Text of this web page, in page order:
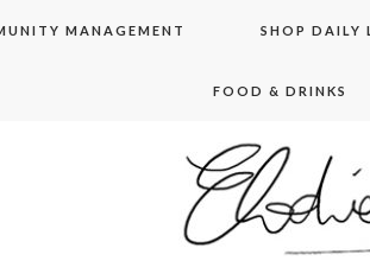
MANAGEMENT SHOP DAILY
FOOD & DRINKS
in